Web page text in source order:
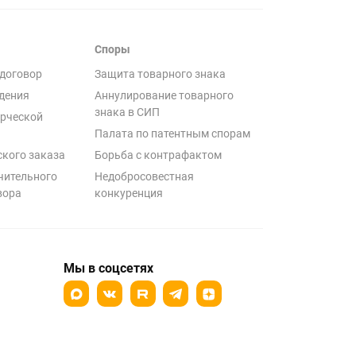
заказа
Споры
Защита товарного знака
Аннулирование товарного
знака в СИП
Палата по патентным спорам
Борьба с контрафактом
Недобросовестная
конкуренция
Мы в соцсетях